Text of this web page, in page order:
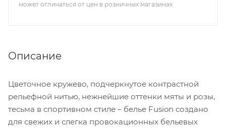
может отличаться от цен в розничных магазинах
Описание
Цветочное кружево, подчеркнутое контрастной
рельефной нитью, нежнейшие оттенки мяты и розы,
тесьма в спортивном стиле – белье Fusion создано
для свежих и слегка провокационных бельевых